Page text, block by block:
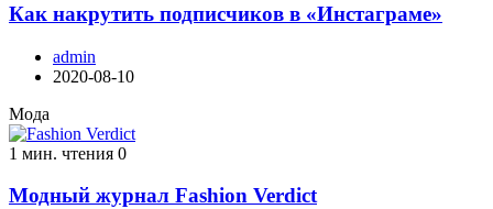
Как накрутить подписчиков в «Инстаграме»
admin
2020-08-10
Мода
1 мин. чтения 0
Модный журнал Fashion Verdict